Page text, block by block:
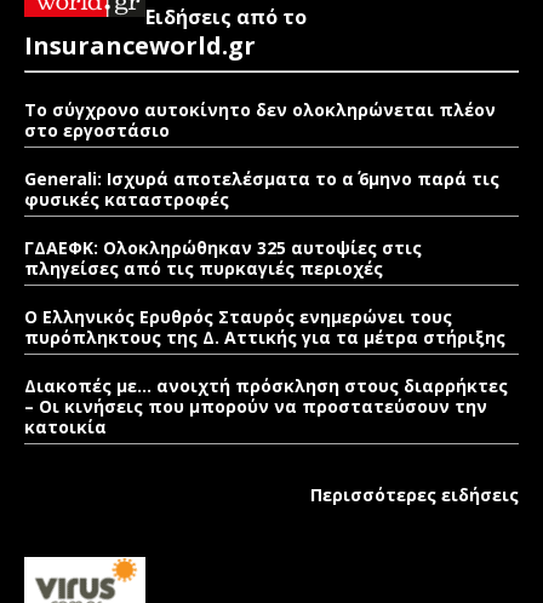
Ειδήσεις από το
Insuranceworld.gr
Το σύγχρονο αυτοκίνητο δεν ολοκληρώνεται πλέον
στο εργοστάσιο
Generali: Ισχυρά αποτελέσματα το α΄ 6μηνο παρά τις
φυσικές καταστροφές
ΓΔΑΕΦΚ: Ολοκληρώθηκαν 325 αυτοψίες στις
πληγείσες από τις πυρκαγιές περιοχές
Ο Ελληνικός Ερυθρός Σταυρός ενημερώνει τους
πυρόπληκτους της Δ. Αττικής για τα μέτρα στήριξης
Διακοπές με… ανοιχτή πρόσκληση στους διαρρήκτες
– Οι κινήσεις που μπορούν να προστατεύσουν την
κατοικία
Περισσότερες ειδήσεις